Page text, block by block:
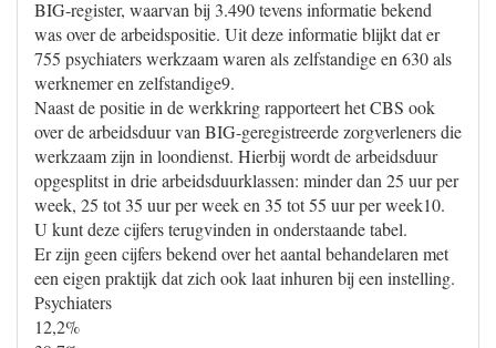
BIG-register, waarvan bij 3.490 tevens informatie bekend
was over de arbeidspositie. Uit deze informatie blijkt dat er
755 psychiaters werkzaam waren als zelfstandige en 630 als
werknemer en zelfstandige9.
Naast de positie in de werkkring rapporteert het CBS ook
over de arbeidsduur van BIG-geregistreerde zorgverleners die
werkzaam zijn in loondienst. Hierbij wordt de arbeidsduur
opgesplitst in drie arbeidsduurklassen: minder dan 25 uur per
week, 25 tot 35 uur per week en 35 tot 55 uur per week10.
U kunt deze cijfers terugvinden in onderstaande tabel.
Er zijn geen cijfers bekend over het aantal behandelaren met
een eigen praktijk dat zich ook laat inhuren bij een instelling.
Psychiaters
12,2%